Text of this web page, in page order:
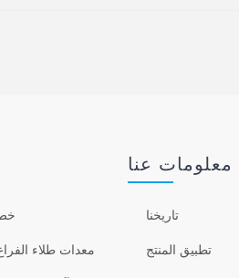
معلومات عنا
تاريخنا
تطبيق المنتج
خط
معدات طلاء